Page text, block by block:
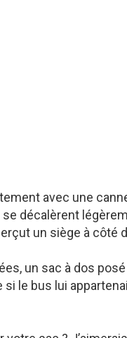
avec une
décalèrent
un siège à côté
un sac à dos
le bus lui